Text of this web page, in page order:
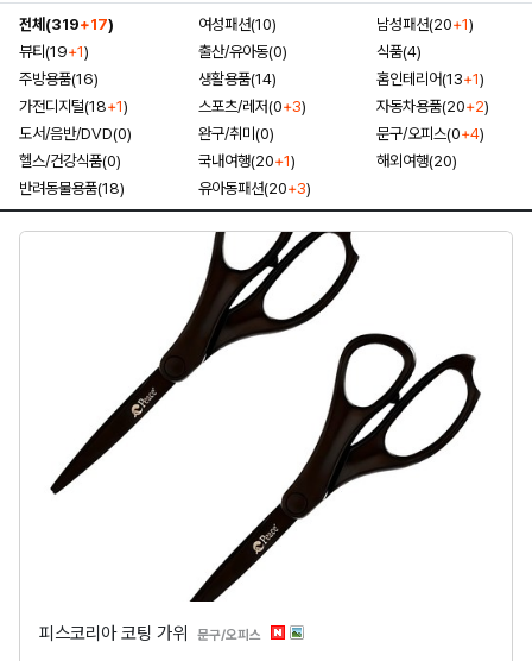
전체(319+17) 여성패션(10) 남성패션(20+1)
뷰티(19+1) 출산/유아동(0)
식품(4)
주방용품(16)
생활용품(14) 홈인테리어(13+1)
가전디지털(18+1) 스포츠/레저(0+3) 자동차용품(20+2)
도서/음반/DVD(0)
완구/취미(0) 문구/오피스(0+4)
헬스/건강식품(0)
국내여행(20+1)
해외여행(20)
반려동물용품(18)
유아동패션(20+3)
피스코리아 코팅 가위 문구/오피스 분류